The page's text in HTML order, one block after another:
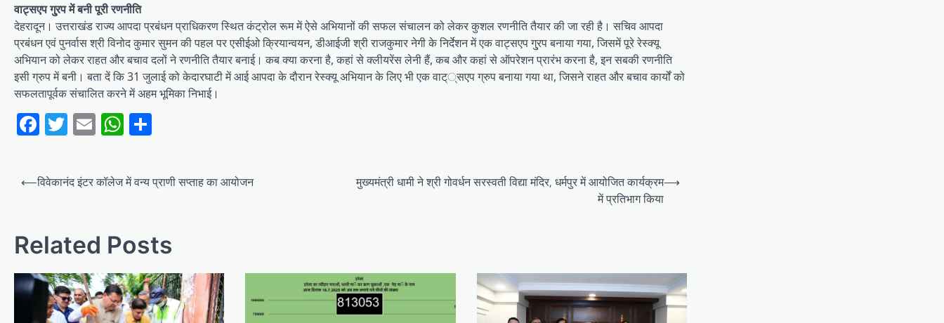
वाट्सएप गु्रप में बनी पूरी रणनीति
देहरादून। उत्तराखंड राज्य आपदा प्रबंधन प्राधिकरण स्थित कंट्रोल रूम में ऐसे अभियानों की सफल संचालन को लेकर कुशल रणनीति तैयार की जा रही है। सचिव आपदा
प्रबंधन एवं पुनर्वास श्री विनोद कुमार सुमन की पहल पर एसीईओ क्रियान्वयन, डीआईजी श्री राजकुमार नेगी के निर्देशन में एक वाट्सएप गु्रप बनाया गया, जिसमें पूरे रेस्क्यू
अभियान को लेकर राहत और बचाव दलों ने रणनीति तैयार बनाई। कब क्या करना है, कहां से क्लीयरेंस लेनी हैं, कब और कहां से ऑपरेशन प्रारंभ करना है, इन सबकी रणनीति
इसी ग्रुप में बनी। बता दें कि 31 जुलाई को केदारघाटी में आई आपदा के दौरान रेस्क्यू अभियान के लिए भी एक वाट््सएप ग्रुप बनाया गया था, जिसने राहत और बचाव कार्यों को
सफलतापूर्वक संचालित करने में अहम भूमिका निभाई।
Facebook
Twitter
EmailWhatsApp
Post
⟵विवेकानंद इंटर कॉलेज में वन्य प्राणी सप्ताह का आयोजन
मुख्यमंत्री धामी ने श्री गोवर्धन सरस्वती विद्या मंदिर, धर्मपुर में आयोजित कार्यक्रम
में प्रतिभाग किया
⟶
Related Posts